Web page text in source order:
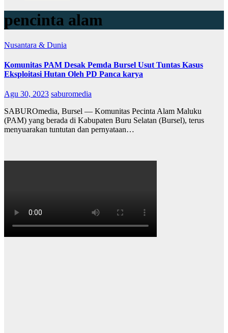
pencinta alam
Nusantara & Dunia
Komunitas PAM Desak Pemda Bursel Usut Tuntas Kasus
Eksploitasi Hutan Oleh PD Panca karya
Agu 30, 2023 saburomedia
SABUROmedia, Bursel — Komunitas Pecinta Alam Maluku
(PAM) yang berada di Kabupaten Buru Selatan (Bursel), terus
menyuarakan tuntutan dan pernyataan…